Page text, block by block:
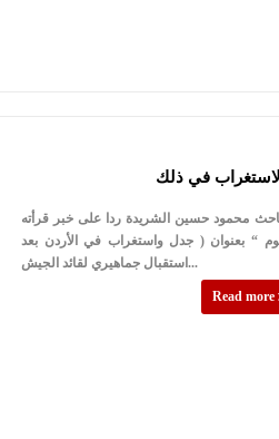
محمود حسين الشريدة ردا على خبر قرأته
“ بعنوان ( جدل واستغراب في الأردن بعد
استقبال جماهيري لقائد الجيش...
Read more